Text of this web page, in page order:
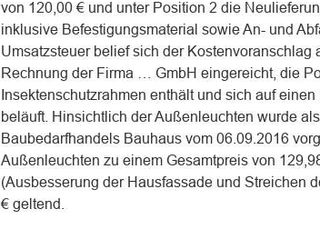
von 120,00 € und unter Position 2 die
inklusive Befestigungsmaterial sowie An- und
Umsatzsteuer belief sich der Kostenvoranschlag
Rechnung der Firma … GmbH eingereicht, die
Insektenschutzrahmen enthält und sich auf
beläuft. Hinsichtlich der Außenleuchten wurde
Baubedarfhandels Bauhaus vom 06.09.2016
Außenleuchten zu einem Gesamtpreis von
(Ausbesserung der Hausfassade und Streichen
€ geltend.